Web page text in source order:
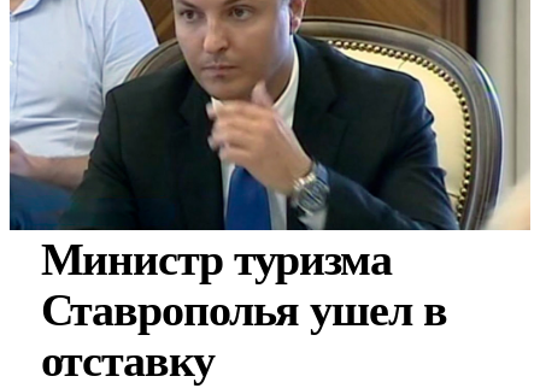
Министр туризма
Ставрополья ушел в
отставку